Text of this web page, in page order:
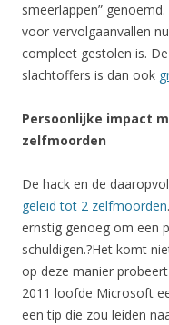
smeerlappen”
voor vervolgaanvallen
compleet gestolen is.
slachtoffers is dan ook
Persoonlijke impact
zelfmoorden
De hack en de
geleid tot 2 zelfmoorden
ernstig genoeg om een
schuldigen.?Het komt
op deze manier
2011 loofde Microsoft
een tip die zou leiden